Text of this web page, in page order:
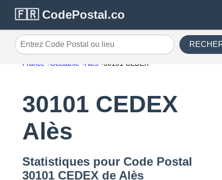
🇫🇷 CodePostal.co
Entrez Code Postal ou lieu
France Occitanie Alès 30101 CEDEX
30101 CEDEX
Alès
Statistiques pour Code Postal
30101 CEDEX de Alès